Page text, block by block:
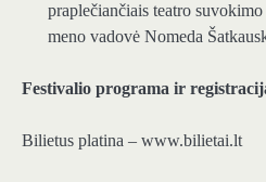
praplečiančiais teatro
meno vadovė Nomeda
Festivalio programa ir
Bilietus platina – www.bilietai.lt